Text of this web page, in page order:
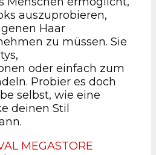
auszuprobieren,
Haar
zu müssen. Sie
oder einfach zum
Probier es doch
selbst, wie eine
deinen Stil